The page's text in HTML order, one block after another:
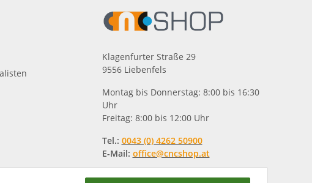
Klagenfurter Straße 29
9556 Liebenfels
Montag bis Donnerstag: 8:00 bis 16:30
Uhr
Freitag: 8:00 bis 12:00 Uhr
Tel.: 0043 (0) 4262 50900
E-Mail: office@cncshop.at